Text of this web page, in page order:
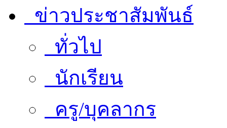
ข่าวประชาสัมพันธ์
ทั่วไป
นักเรียน
ครู/บุคลากร